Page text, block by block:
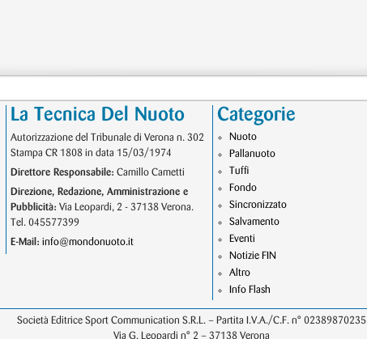
La Tecnica Del Nuoto
Autorizzazione del Tribunale di Verona n. 302
Stampa CR 1808 in data 15/03/1974
Direttore Responsabile: Camillo Cametti
Direzione, Redazione, Amministrazione e
Pubblicità: Via Leopardi, 2 - 37138 Verona.
Tel. 045577399
E-Mail: info@mondonuoto.it
Categorie
Nuoto
Pallanuoto
Tuffi
Fondo
Sincronizzato
Salvamento
Eventi
Notizie FIN
Altro
Info Flash
Società Editrice Sport Communication S.R.L. – Partita I.V.A./C.F. n° 02389870235
Via G. Leopardi n° 2 – 37138 Verona